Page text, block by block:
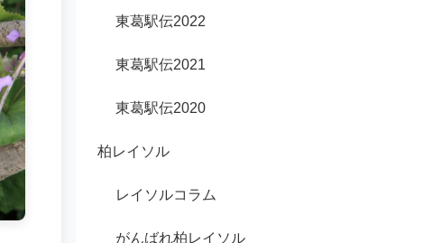
東葛駅伝2022
東葛駅伝2021
東葛駅伝2020
柏レイソル
レイソルコラム
がんばれ柏レイソル